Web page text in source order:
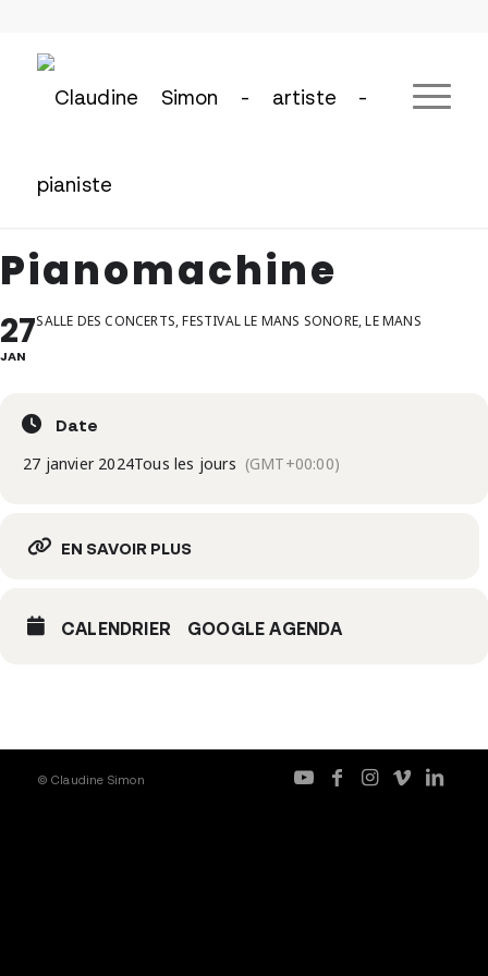
Pianomachine
27
JAN
SALLE DES CONCERTS, FESTIVAL LE MANS SONORE, LE MANS
Date
27 janvier 2024Tous les jours (GMT+00:00)
EN SAVOIR PLUS
CALENDRIER GOOGLE AGENDA
© Claudine Simon